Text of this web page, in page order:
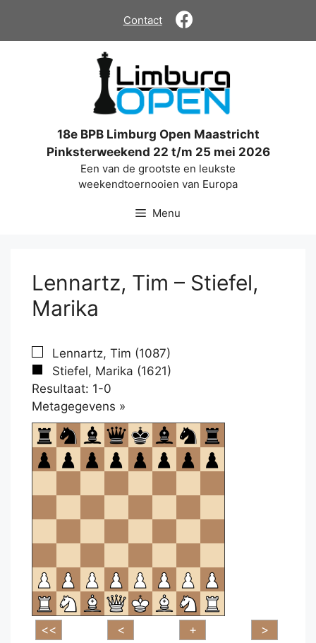
de
Contact
18e BPB Limburg Open Maastricht
Pinksterweekend 22 t/m 25 mei 2026
Een van de grootste en leukste
weekendtoernooien van Europa
Menu
Lennartz, Tim – Stiefel,
Marika
Lennartz, Tim (1087)
Stiefel, Marika (1621)
Resultaat: 1-0
Metagegevens »
om
te
openen.